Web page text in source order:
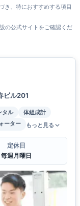
き、特におすすめする項目
の公式サイトをご確認くだ
ビル201
タル
体組成計
ーター もっと見る
定休日
毎週月曜日